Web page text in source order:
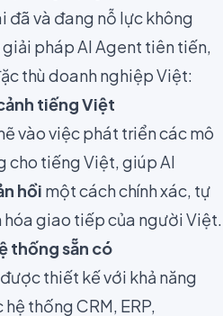
đã và đang nỗ lực không
pháp AI Agent tiên tiến,
thù doanh nghiệp Việt:
tiếng Việt
vào việc phát triển các mô
cho tiếng Việt, giúp AI
hồi một cách chính xác, tự
hóa giao tiếp của người Việt.
thống sẵn có
thiết kế với khả năng
thống CRM, ERP,